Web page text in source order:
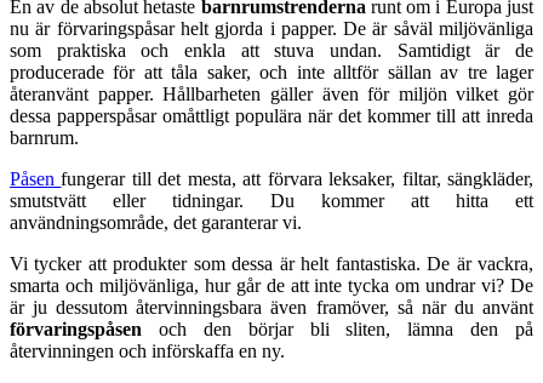
En av de absolut hetaste barnrumstrenderna runt om i Europa just
nu är förvaringspåsar helt gjorda i papper. De är såväl miljövänliga
som praktiska och enkla att stuva undan. Samtidigt är de
producerade för att tåla saker, och inte alltför sällan av tre lager
återanvänt papper. Hållbarheten gäller även för miljön vilket gör
dessa papperspåsar omåttligt populära när det kommer till att inreda
barnrum.
Påsenfungerar till det mesta, att förvara leksaker, filtar, sängkläder,
smutstvätt eller tidningar. Du kommer att hitta ett
användningsområde, det garanterar vi.
Vi tycker att produkter som dessa är helt fantastiska. De är vackra,
smarta och miljövänliga, hur går de att inte tycka om undrar vi? De
är ju dessutom återvinningsbara även framöver, så när du använt
förvaringspåsen och den börjar bli sliten, lämna den på
återvinningen och införskaffa en ny.